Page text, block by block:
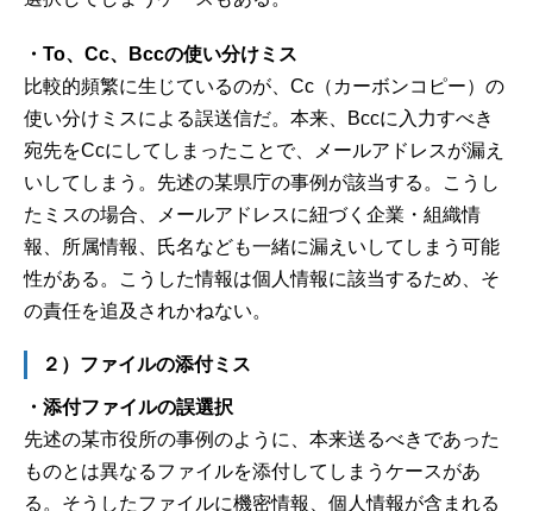
・To、Cc、Bccの使い分けミス
比較的頻繁に生じているのが、Cc（カーボンコピー）の
使い分けミスによる誤送信だ。本来、Bccに入力すべき
宛先をCcにしてしまったことで、メールアドレスが漏え
いしてしまう。先述の某県庁の事例が該当する。こうし
たミスの場合、メールアドレスに紐づく企業・組織情
報、所属情報、氏名なども一緒に漏えいしてしまう可能
性がある。こうした情報は個人情報に該当するため、そ
の責任を追及されかねない。
２）ファイルの添付ミス
・添付ファイルの誤選択
先述の某市役所の事例のように、本来送るべきであった
ものとは異なるファイルを添付してしまうケースがあ
る。そうしたファイルに機密情報、個人情報が含まれる